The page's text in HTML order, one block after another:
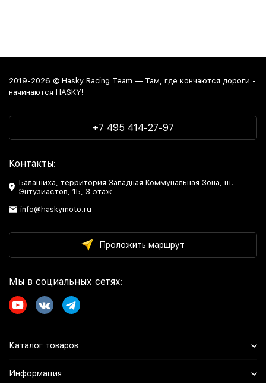
2019-2026 © Hasky Racing Team — Там, где кончаются дороги -
начинаются HASKY!
+7 495 414-27-97
Контакты:
Балашиха, территория Западная Коммунальная Зона, ш.
Энтузиастов, 1Б, 3 этаж
info@haskymoto.ru
Проложить маршрут
Мы в социальных сетях:
Каталог товаров
Информация